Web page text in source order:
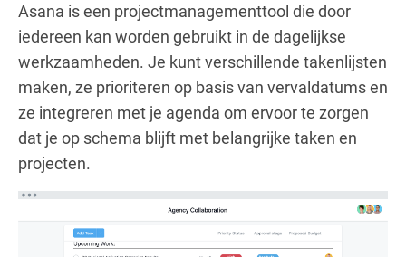
Asana is een projectmanagementtool die door
iedereen kan worden gebruikt in de dagelijkse
werkzaamheden. Je kunt verschillende takenlijsten
maken, ze prioriteren op basis van vervaldatums en
ze integreren met je agenda om ervoor te zorgen
dat je op schema blijft met belangrijke taken en
projecten.